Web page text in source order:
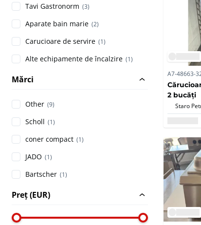
Tavi Gastronorm (3)
Aparate bain marie (2)
Carucioare de servire (1)
Alte echipamente de încalzire (1)
Mărci
Other (9)
Scholl (1)
coner compact (1)
JADO (1)
Bartscher (1)
Preț (EUR)
A7-48663-
2 bucăți
Staro